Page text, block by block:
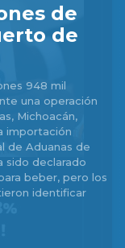
de
de
948 mil
una operación
Michoacán,
importación
sido declarado
beber, pero los
identificar